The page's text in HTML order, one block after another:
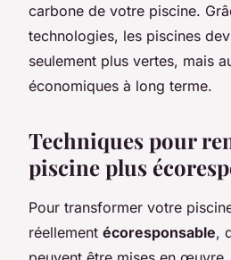
carbone de votre piscine.
technologies, les piscines
seulement plus vertes, mais
économiques à long terme.
Techniques pour
piscine plus
Pour transformer votre
réellement écoresponsable,